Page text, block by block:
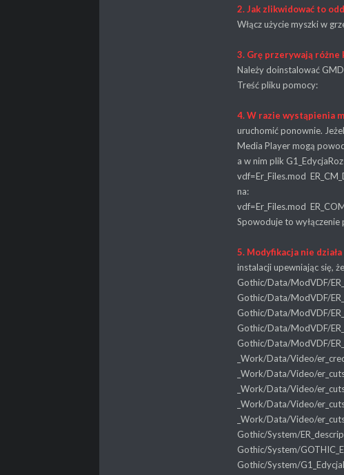
2. Jak zlikwidować to
Włącz użycie myszki w
3. Grę przerywają różne
Należy doinstalować
Treść pliku pomocy:
4. W razie wystąpienia
uruchomić ponownie.
Media Player mogą
a w nim plik
vdf=Er_Files.mod
na:
vdf=Er_Files.mod
Spowoduje to
5. Modyfikacja nie
instalacji upewniając się,
Gothic/Data/ModVDF/
Gothic/Data/ModVDF/
Gothic/Data/ModVDF/
Gothic/Data/ModVDF/
Gothic/Data/ModVDF/
_Work/Data/Video/
_Work/Data/Video/
_Work/Data/Video/
_Work/Data/Video/
_Work/Data/Video/
Gothic/System/
Gothic/System/
Gothic/System/